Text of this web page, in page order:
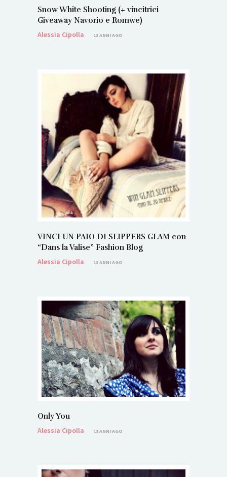
Snow White Shooting (+ vincitrici
Giveaway Navorio e Romwe)
Alessia Cipolla
13 ANNI AGO
VINCI UN PAIO DI SLIPPERS GLAM con
“Dans la Valise” Fashion Blog
Alessia Cipolla
13 ANNI AGO
Only You
Alessia Cipolla
13 ANNI AGO